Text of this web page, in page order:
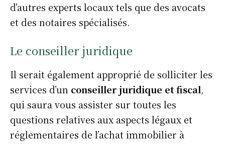
d’autres experts locaux tels que des avocats
et des notaires spécialisés.
Le conseiller juridique
Il serait également approprié de solliciter les
services d’un conseiller juridique et fiscal,
qui saura vous assister sur toutes les
questions relatives aux aspects légaux et
réglementaires de l’achat immobilier à